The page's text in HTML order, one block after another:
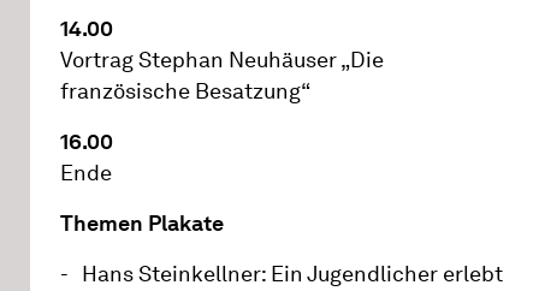
14.00
Vortrag Stephan Neuhäuser „Die
französische Besatzung“
16.00
Ende
Themen Plakate
Hans Steinkellner: Ein Jugendlicher erlebt